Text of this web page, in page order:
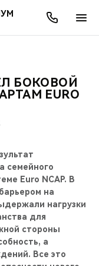
БОКОВОЙ
EURO
семейного
Euro NCAP. В
на
нагрузки
для
стороны
а
Все это